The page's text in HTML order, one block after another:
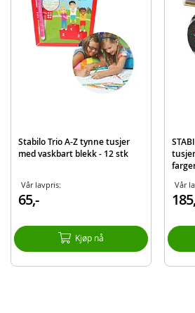
STABILO Creative Set – 36 stk tusjer,
Produktdetaljer
Stabilo Trio A-Z tynne tusjer
med vaskbart blekk - 12 stk
Vår lavpris:
65,-
Kjøp nå
Vår